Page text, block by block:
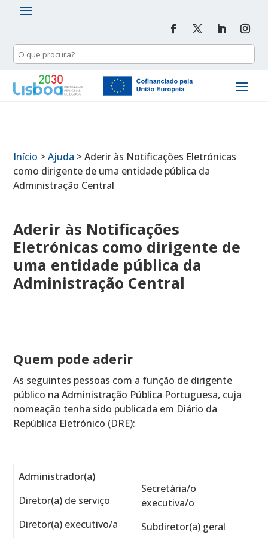
Início >Ajuda >Aderir às Notificações Eletrónicas
como dirigente de uma entidade pública da
Administração Central
Aderir às Notificações
Eletrónicas como dirigente de
uma entidade pública da
Administração Central
Quem pode aderir
As seguintes pessoas com a função de dirigente
público na Administração Pública Portuguesa, cuja
nomeação tenha sido publicada em Diário da
República Eletrónico (DRE):
Administrador(a)
Diretor(a) de serviço
Diretor(a) executivo/a
Secretária/o
executiva/o
Subdiretor(a) geral